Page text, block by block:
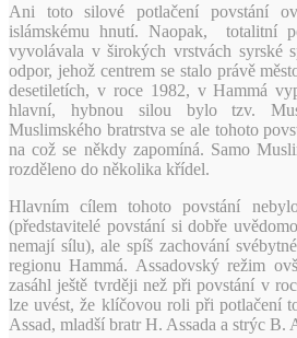
Ani toto silové potlačení povstání
islámskému hnutí. Naopak, totalitní
vyvolávala v širokých vrstvách syrské
odpor, jehož centrem se stalo právě
desetiletích, v roce 1982, v Hammá
hlavní, hybnou silou bylo tzv.
Muslimského bratrstva se ale tohoto
na což se někdy zapomíná. Samo
rozděleno do několika křídel.
Hlavním cílem tohoto povstání
(představitelé povstání si dobře
nemají sílu), ale spíš zachování
regionu Hammá. Assadovský režim
zasáhl ještě tvrději než při povstání v
lze uvést, že klíčovou roli při potlačení
Assad, mladší bratr H. Assada a strýc B.